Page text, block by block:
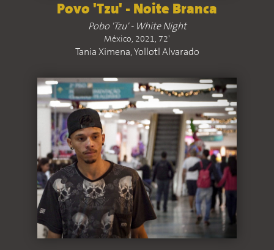
Povo 'Tzu' - Noite Branca
Pobo 'Tzu' - White Night
México, 2021, 72'
Tania Ximena, Yollotl Alvarado